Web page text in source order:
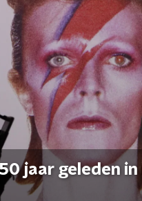
jaar geleden in